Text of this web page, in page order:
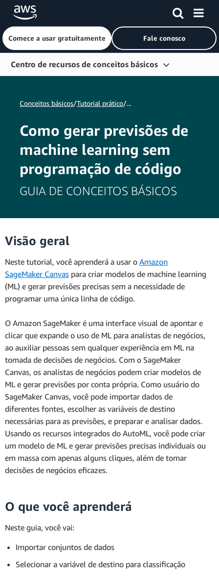
Pular para o conteúdo principal
Comece a usar gratuitamente Fale conosco
Centro de recursos de conceitos básicos
Aprendizado
Conecte-se
Ferramentas do desenvolvedor
Conceitos básicos/Tutorial prático/...
Como gerar previsões de
machine learning sem
programação de código
GUIA DE CONCEITOS BÁSICOS
Visão geral
Neste tutorial, você aprenderá a usar o Amazon
SageMaker Canvas para criar modelos de machine learning
(ML) e gerar previsões precisas sem a necessidade de
programar uma única linha de código.
O Amazon SageMaker é uma interface visual de apontar e
clicar que expande o uso de ML para analistas de negócios,
ao auxiliar pessoas sem qualquer experiência em ML na
tomada de decisões de negócios. Com o SageMaker
Canvas, os analistas de negócios podem criar modelos de
ML e gerar previsões por conta própria. Como usuário do
SageMaker Canvas, você pode importar dados de
diferentes fontes, escolher as variáveis de destino
necessárias para as previsões, e preparar e analisar dados.
Usando os recursos integrados do AutoML, você pode criar
um modelo de ML e gerar previsões precisas individuais ou
em massa com apenas alguns cliques, além de tomar
decisões de negócios eficazes.
O que você aprenderá
Neste guia, você vai:
Importar conjuntos de dados
Selecionar a variável de destino para classificação